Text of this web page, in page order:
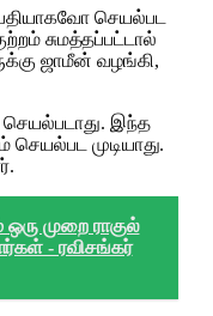
செயல்பட
சுமத்தப்பட்டால்
ஜாமீன் வழங்கி,
இந்த
முடியாது.
முறை ராகுல்
- ரவிசங்கர்